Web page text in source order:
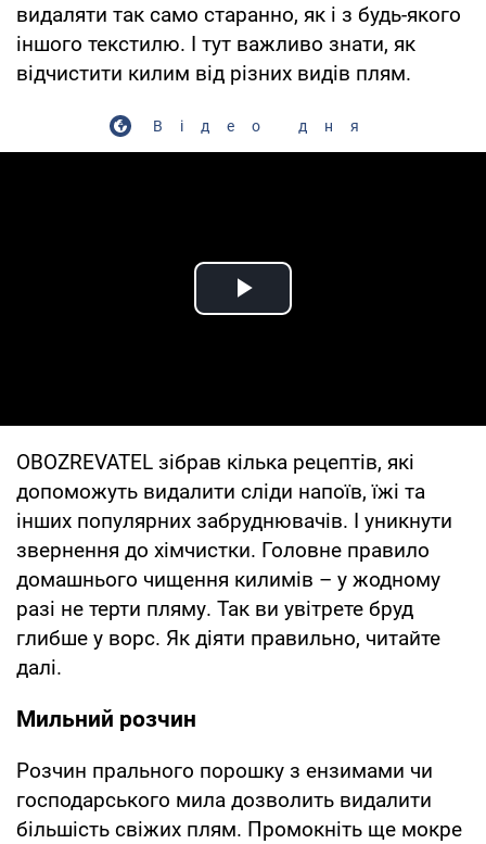
видаляти так само старанно, як і з будь-якого
іншого текстилю. І тут важливо знати, як
відчистити килим від різних видів плям.
Відео дня
Play Video
OBOZREVATEL зібрав кілька рецептів, які
допоможуть видалити сліди напоїв, їжі та
інших популярних забруднювачів. І уникнути
звернення до хімчистки. Головне правило
домашнього чищення килимів – у жодному
разі не терти пляму. Так ви увітрете бруд
глибше у ворс. Як діяти правильно, читайте
далі.
Мильний розчин
Розчин прального порошку з ензимами чи
господарського мила дозволить видалити
більшість свіжих плям. Промокніть ще мокре